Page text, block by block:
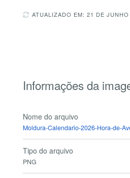
ATUALIZADO EM: 21 DE
Informações da
Nome do arquivo
Moldura-Calendario-2026-Hora-de-
Tipo do arquivo
PNG